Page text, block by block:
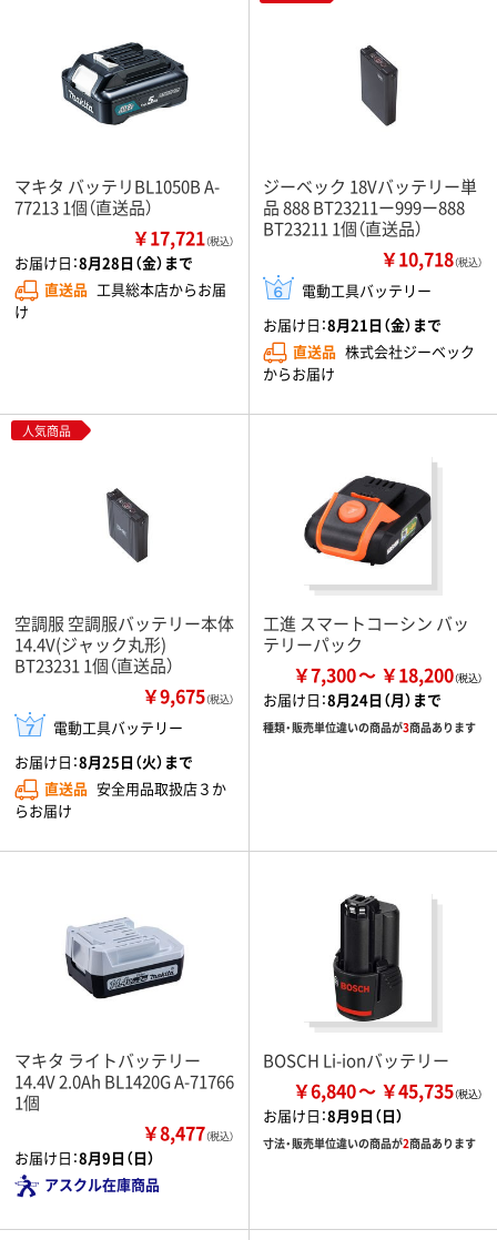
マキタ バッテリBL1050B A-
77213 1個（直送品）
￥17,721（税込）
お届け日：8月28日（金）まで
直送品 工具総本店からお届
け
ジーベック 18Vバッテリー単
品 888 BT23211ー999ー888
BT23211 1個（直送品）
￥10,718（税込）
電動工具バッテリー
お届け日：8月21日（金）まで
直送品 株式会社ジーベック
からお届け
人気商品
空調服 空調服バッテリー本体
14.4V(ジャック丸形)
BT23231 1個（直送品）
￥9,675（税込）
電動工具バッテリー
お届け日：8月25日（火）まで
直送品 安全用品取扱店３か
らお届け
工進 スマートコーシン バッ
テリーパック
￥7,300 ￥18,200
お届け日：8月24日（月）まで
種類・販売単位違いの商品が3商品あります
マキタ ライトバッテリー
14.4V 2.0Ah BL1420G A-71766
1個
￥8,477（税込）
お届け日：8月9日（日）
アスクル在庫商品
BOSCH Li-ionバッテリー
￥6,840 ￥45,735
お届け日：8月9日（日）
寸法・販売単位違いの商品が2商品あります